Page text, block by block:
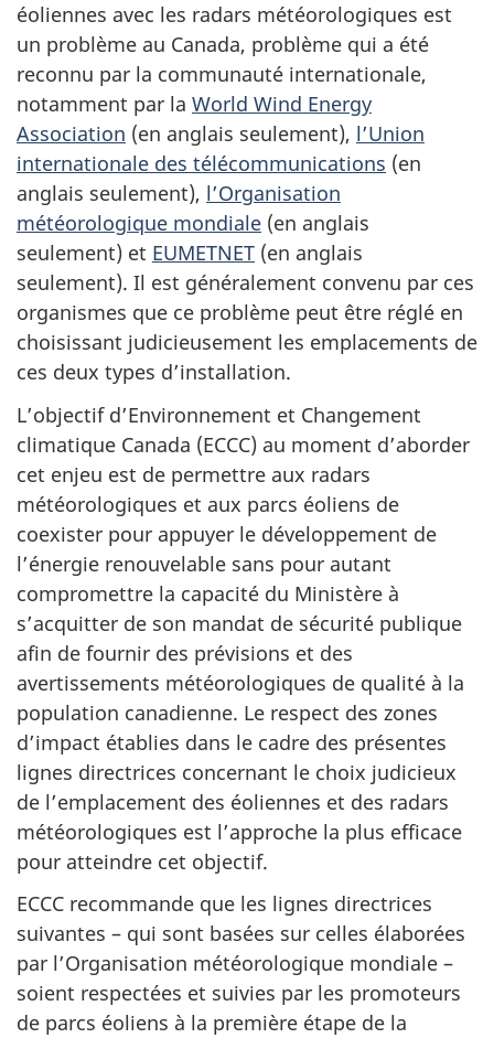
éoliennes avec les radars météorologiques est
un problème au Canada, problème qui a été
reconnu par la communauté internationale,
notamment par la World Wind Energy
Association (en anglais seulement), l’Union
internationale des télécommunications (en
anglais seulement), l’Organisation
météorologique mondiale (en anglais
seulement) et EUMETNET (en anglais
seulement). Il est généralement convenu par ces
organismes que ce problème peut être réglé en
choisissant judicieusement les emplacements de
ces deux types d’installation.
L’objectif d’Environnement et Changement
climatique Canada (ECCC) au moment d’aborder
cet enjeu est de permettre aux radars
météorologiques et aux parcs éoliens de
coexister pour appuyer le développement de
l’énergie renouvelable sans pour autant
compromettre la capacité du Ministère à
s’acquitter de son mandat de sécurité publique
afin de fournir des prévisions et des
avertissements météorologiques de qualité à la
population canadienne. Le respect des zones
d’impact établies dans le cadre des présentes
lignes directrices concernant le choix judicieux
de l’emplacement des éoliennes et des radars
météorologiques est l’approche la plus efficace
pour atteindre cet objectif.
ECCC recommande que les lignes directrices
suivantes – qui sont basées sur celles élaborées
par l’Organisation météorologique mondiale –
soient respectées et suivies par les promoteurs
de parcs éoliens à la première étape de la